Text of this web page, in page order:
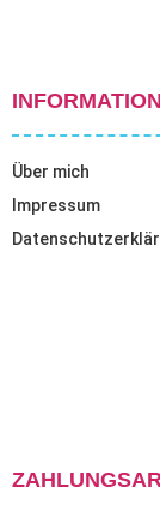
Über mich
Impressum